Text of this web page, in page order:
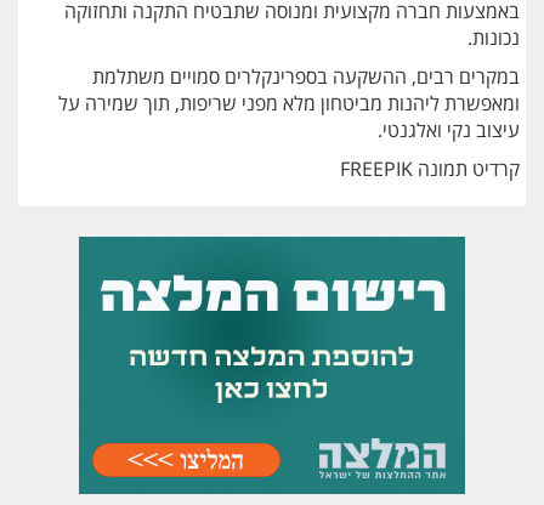
באמצעות חברה מקצועית ומנוסה שתבטיח התקנה ותחזוקה
נכונות.
במקרים רבים, ההשקעה בספרינקלרים סמויים משתלמת
ומאפשרת ליהנות מביטחון מלא מפני שריפות, תוך שמירה על
עיצוב נקי ואלגנטי.
קרדיט תמונה FREEPIK